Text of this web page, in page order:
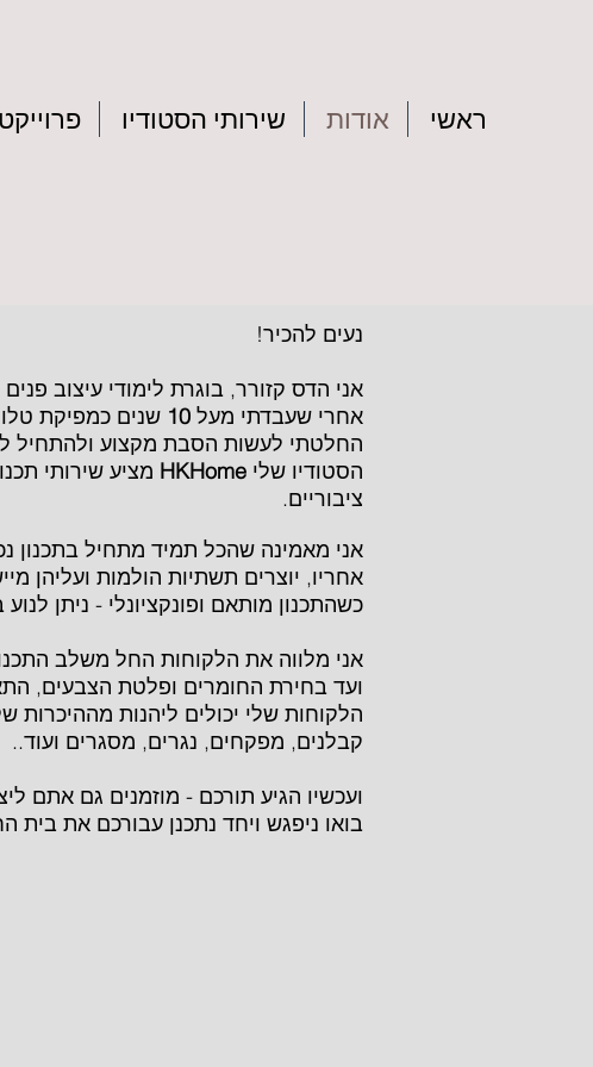
ראשי אודות שירותי הסטודיו
נעים להכיר!
אני הדס קזורר, בוגרת לימודי עיצוב פנים
אחרי שעבדתי מעל 10 שנים כמפיקת
החלטתי לעשות הסבת מקצוע ולהתחיל
הסטודיו שלי HKHome מציע שירותי
ציבוריים.
אני מאמינה שהכל תמיד מתחיל בתכנון
אחריו, יוצרים תשתיות הולמות ועליהן
כשהתכנון מותאם ופונקציונלי - ניתן
אני מלווה את הלקוחות החל משלב
ועד בחירת החומרים ופלטת הצבעים,
הלקוחות שלי יכולים ליהנות מההיכרות
קבלנים, מפקחים, נגרים, מסגרים ועוד..
ועכשיו הגיע תורכם - מוזמנים גם אתם
בואו ניפגש ויחד נתכנן עבורכם את